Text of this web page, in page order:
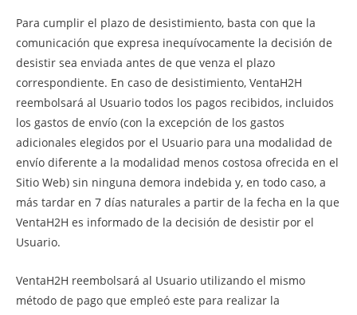
Para cumplir el plazo de desistimiento, basta con que la
comunicación que expresa inequívocamente la decisión de
desistir sea enviada antes de que venza el plazo
correspondiente. En caso de desistimiento, VentaH2H
reembolsará al Usuario todos los pagos recibidos, incluidos
los gastos de envío (con la excepción de los gastos
adicionales elegidos por el Usuario para una modalidad de
envío diferente a la modalidad menos costosa ofrecida en el
Sitio Web) sin ninguna demora indebida y, en todo caso, a
más tardar en 7 días naturales a partir de la fecha en la que
VentaH2H es informado de la decisión de desistir por el
Usuario.
VentaH2H reembolsará al Usuario utilizando el mismo
método de pago que empleó este para realizar la